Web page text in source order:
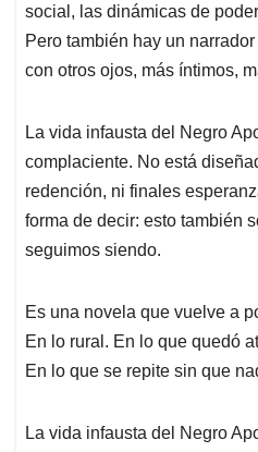
social, las dinámicas de
Pero también hay un
con otros ojos, más íntimos,
La vida infausta del Negro
complaciente. No está
redención, ni finales
forma de decir: esto también
seguimos siendo.
Es una novela que vuelve a
En lo rural. En lo que quedó
En lo que se repite sin que
La vida infausta del Negro